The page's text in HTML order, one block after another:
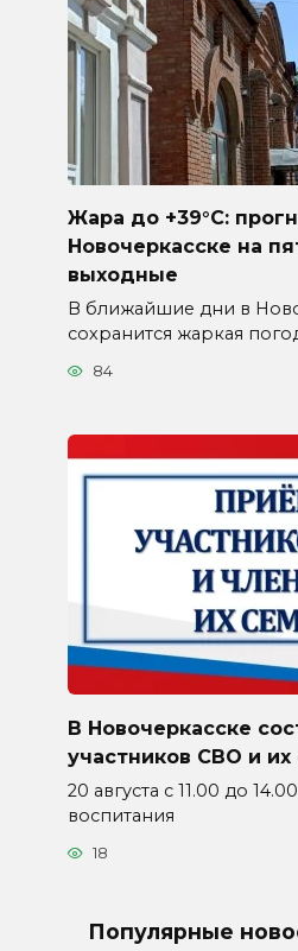
Жара до +39°C:
Новочеркасске на
выходные
В ближайшие дни в
сохранится жаркая
84
В Новочеркасске
участников СВО и их
20 августа с 11.00 до
воспитания
18
Популярные